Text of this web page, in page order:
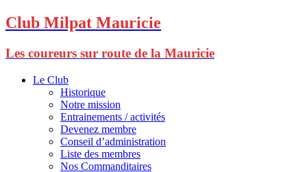
Club Milpat Mauricie
Les coureurs sur route de la Mauricie
Le Club
Historique
Notre mission
Entrainements / activités
Devenez membre
Conseil d’administration
Liste des membres
Nos Commanditaires